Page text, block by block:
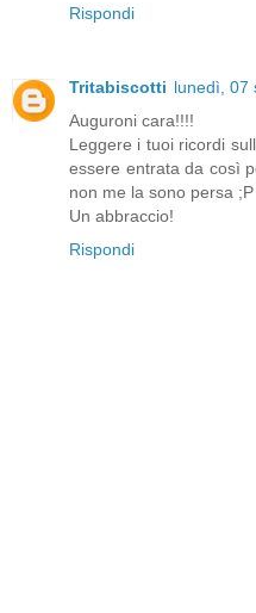
Rispondi
Tritabiscotti lunedì, 07
Auguroni cara!!!!
Leggere i tuoi ricordi
essere entrata da così
non me la sono persa ;P
Un abbraccio!
Rispondi